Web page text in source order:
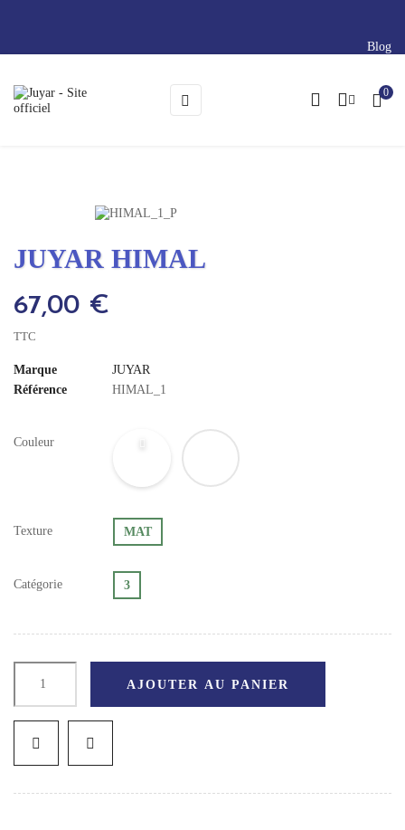
Blog
Basculer
la
☰ 0
JUYAR HIMAL
67,00 €
TTC
Marque
JUYAR
Référence
HIMAL_1
Couleur
Texture MAT
Catégorie 3
AJOUTER AU PANIER